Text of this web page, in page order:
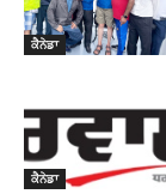
ਕੈਨੇਡਾ
ਕੈਨੇਡਾ